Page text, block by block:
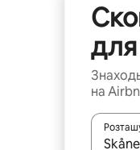
для
на